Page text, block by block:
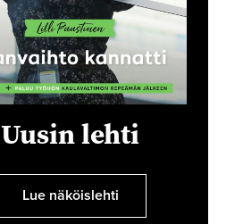
Uusin lehti
Lue näköislehti